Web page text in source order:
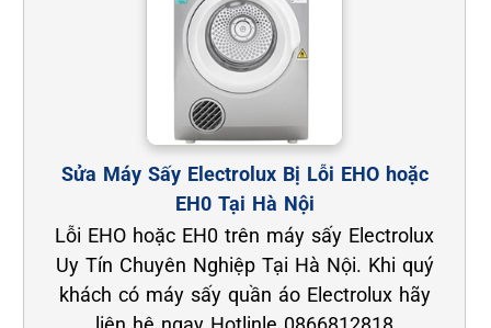
Sửa Máy Sấy Electrolux Bị Lỗi EHO hoặc
EH0 Tại Hà Nội
Lỗi EHO hoặc EH0 trên máy sấy Electrolux
Uy Tín Chuyên Nghiệp Tại Hà Nội. Khi quý
khách có máy sấy quần áo Electrolux hãy